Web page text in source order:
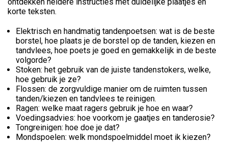
korte teksten.
Elektrisch en handmatig tandenpoetsen: wat is de beste
borstel, hoe plaats je de borstel op de tanden, kiezen en
tandvlees, hoe poets je goed en gemakkelijk in de beste
volgorde?
Stoken: het gebruik van de juiste tandenstokers, welke,
hoe gebruik je ze?
Flossen: de zorgvuldige manier om de ruimten tussen
tanden/kiezen en tandvlees te reinigen.
Ragen: welke maat ragers gebruik je hoe en waar?
Voedingsadvies: hoe voorkom je gaatjes en tanderosie?
Tongreinigen: hoe doe je dat?
Mondspoelen: welk mondspoelmiddel moet ik kiezen?